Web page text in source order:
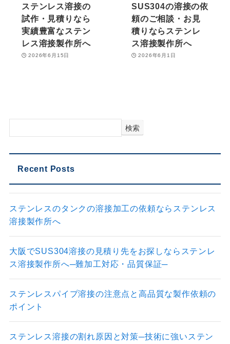
ステンレス溶接の
試作・見積りなら
実績豊富なステン
レス溶接製作所へ
2026年6月15日
SUS304の溶接の依
頼のご相談・お見
積りならステンレ
ス溶接製作所へ
2026年6月1日
検索
Recent Posts
ステンレスのタンクの溶接加工の依頼ならステンレス
溶接製作所へ
大阪でSUS304溶接の見積り先をお探しならステンレ
ス溶接製作所へ─難加工対応・品質保証─
ステンレスパイプ溶接の注意点と高品質な製作依頼の
ポイント
ステンレス溶接の割れ原因と対策─技術に強いステン